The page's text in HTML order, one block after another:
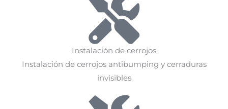
Instalación de cerrojos
Instalación de cerrojos antibumping y cerraduras
invisibles